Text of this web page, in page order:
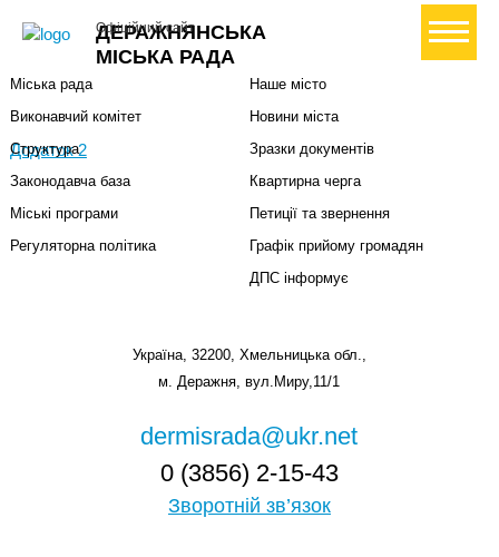
ДЕРАЖНЯНСЬКА
МІСЬКА РАДА
Офіційний сайт+ Створити петицію
Додаток 2
Міський голова
Міська рада
Виконавчий комітет
Структура
Законодавча база
Міські програми
Регуляторна політика
Наше місто
Новини міста
Зразки документів
Квартирна черга
Петиції та звернення
Графік прийому громадян
ДПС інформує
Україна, 32200, Хмельницька обл.,
м. Деражня, вул.Миру,11/1
dermisrada@ukr.net
0 (3856) 2-15-43
Зворотній зв’язок